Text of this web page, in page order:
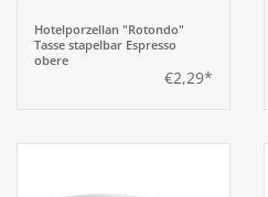
Küchentechnik
Hotelporzellan "Rotondo"
Tasse stapelbar Espresso
obere
€2,29*